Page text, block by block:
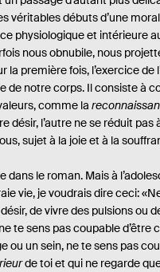
r
e
:
i
é
a
g
e
s
véritables débuts d’une
physiologique et intérieure
nous obnubile, nous
la première fois, l’exercice de
de notre corps. Il consiste à
comme la
désir, l’autre ne se réduit pas
sujet à la joie et à la
dans le roman. Mais à
vie, je voudrais dire ceci:
de vivre des pulsions ou
te sens pas coupable d’être
ou un sein, ne te sens pas
de toi et qui ne regarde